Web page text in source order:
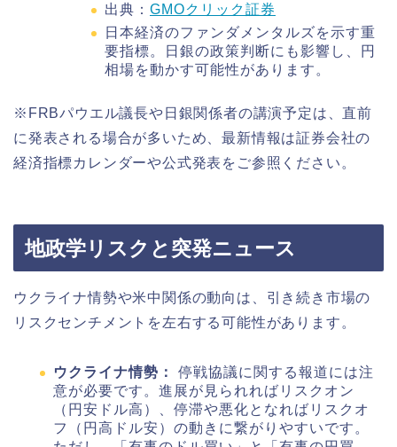
出典： GMOクリック証券
日本経済のファンダメンタルズを示す重
要指標。日銀の政策判断にも影響し、円
相場を動かす可能性があります。
※FRBパウエル議長や日銀関係者の講演予定は、直前
に発表される場合が多いため、最新情報は証券会社の
経済指標カレンダーや公式発表をご参照ください。
地政学リスクと突発ニュース
ウクライナ情勢や米中関係の動向は、引き続き市場の
リスクセンチメントを左右する可能性があります。
ウクライナ情勢：
停戦協議に関する報道には注
意が必要です。進展が見られればリスクオン
（円安ドル高）、停滞や悪化となればリスクオ
フ（円高ドル安）の動きに繋がりやすいです。